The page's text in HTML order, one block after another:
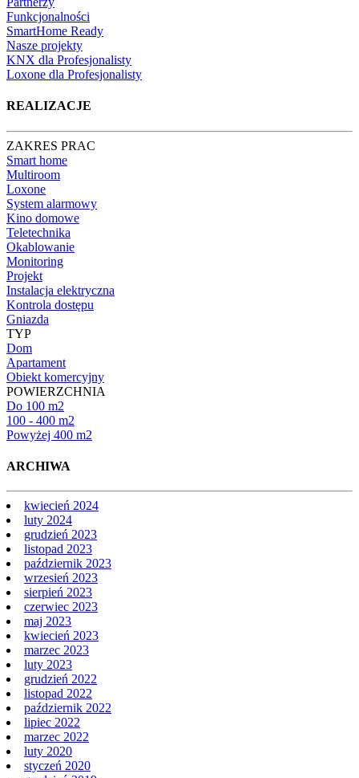
Funkcjonalności
SmartHome Ready
Nasze projekty
KNX dla Profesjonalisty
Loxone dla Profesjonalisty
REALIZACJE
ZAKRES PRAC
Smart home
Multiroom
Loxone
System alarmowy
Kino domowe
Teletechnika
Okablowanie
Monitoring
Projekt
Instalacja elektryczna
Kontrola dostępu
Gniazda
TYP
Dom
Apartament
Obiekt komercyjny
POWIERZCHNIA
Do 100 m2
100 - 400 m2
Powyżej 400 m2
ARCHIWA
kwiecień 2024
luty 2024
grudzień 2023
listopad 2023
październik 2023
wrzesień 2023
sierpień 2023
czerwiec 2023
maj 2023
kwiecień 2023
marzec 2023
luty 2023
grudzień 2022
listopad 2022
październik 2022
lipiec 2022
marzec 2022
luty 2020
styczeń 2020